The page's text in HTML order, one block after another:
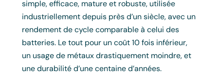
simple, efficace, mature et robuste, utilisée
industriellement depuis près d’un siècle, avec un
rendement de cycle comparable à celui des
batteries. Le tout pour un coût 10 fois inférieur,
un usage de métaux drastiquement moindre, et
une durabilité d’une centaine d’années.